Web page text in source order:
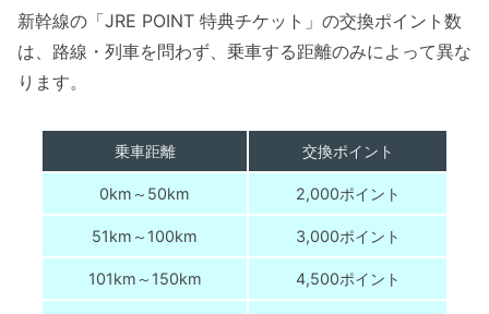
新幹線の「JRE POINT 特典チケット」の交換ポイント数
は、路線・列車を問わず、乗車する距離のみによって異な
ります。
乗車距離 交換ポイント
0km～50km 2,000ポイント
51km～100km 3,000ポイント
101km～150km 4,500ポイント